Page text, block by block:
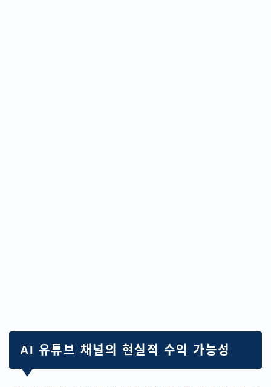
AI 유튜브 채널의 현실적 수익 가능성